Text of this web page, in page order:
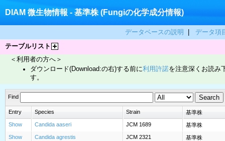
DIAM 微生物情報 - 基準株 (Fungiの化学成分情報)
データベースの説明 データ項
テーブルリスト
＜利用者の方へ＞
ダウンロード(Download:の右)する前に利用許諾を注意深くお読み
す。
Find
Entry Species Strain
基準株
Show
Candida aaseri JCM 1689
基準株
Show
Candida agrestis JCM 2321
基準株